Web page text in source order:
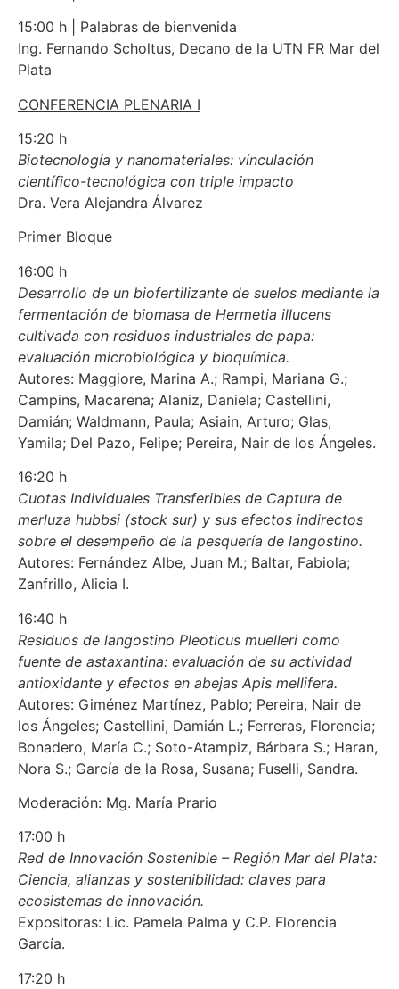
15:00 h | Palabras de bienvenida
Ing. Fernando Scholtus, Decano de la UTN FR Mar del
Plata
CONFERENCIA PLENARIA I
15:20 h
Biotecnología y nanomateriales: vinculación
científico-tecnológica con triple impacto
Dra. Vera Alejandra Álvarez
Primer Bloque
16:00 h
Desarrollo de un biofertilizante de suelos mediante la
fermentación de biomasa de Hermetia illucens
cultivada con residuos industriales de papa:
evaluación microbiológica y bioquímica.
Autores: Maggiore, Marina A.; Rampi, Mariana G.;
Campins, Macarena; Alaniz, Daniela; Castellini,
Damián; Waldmann, Paula; Asiain, Arturo; Glas,
Yamila; Del Pazo, Felipe; Pereira, Nair de los Ángeles.
16:20 h
Cuotas Individuales Transferibles de Captura de
merluza hubbsi (stock sur) y sus efectos indirectos
sobre el desempeño de la pesquería de langostino.
Autores: Fernández Albe, Juan M.; Baltar, Fabiola;
Zanfrillo, Alicia I.
16:40 h
Residuos de langostino Pleoticus muelleri como
fuente de astaxantina: evaluación de su actividad
antioxidante y efectos en abejas Apis mellifera.
Autores: Giménez Martínez, Pablo; Pereira, Nair de
los Ángeles; Castellini, Damián L.; Ferreras, Florencia;
Bonadero, María C.; Soto-Atampiz, Bárbara S.; Haran,
Nora S.; García de la Rosa, Susana; Fuselli, Sandra.
Moderación: Mg. María Prario
17:00 h
Red de Innovación Sostenible – Región Mar del Plata:
Ciencia, alianzas y sostenibilidad: claves para
ecosistemas de innovación.
Expositoras: Lic. Pamela Palma y C.P. Florencia
García.
17:20 h